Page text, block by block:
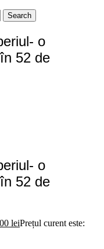
o
52 de
o
52 de
leiPrețul curent este: